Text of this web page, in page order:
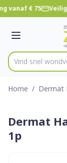
Ga naar de
1 van 1
vanaf € 75
Menu
Product,
Vind snel
Home / Dermat
Dermat
1p